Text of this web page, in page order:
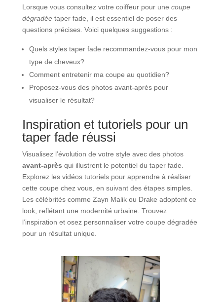
Lorsque vous consultez votre coiffeur pour une coupe
dégradéetaper fade, il est essentiel de poser des
questions précises. Voici quelques suggestions :
Quels styles taper fade recommandez-vous pour mon
type de cheveux?
Comment entretenir ma coupe au quotidien?
Proposez-vous des photos avant-après pour
visualiser le résultat?
Inspiration et tutoriels pour un
taper fade réussi
Visualisez l’évolution de votre style avec des photos
avant-après qui illustrent le potentiel du taper fade.
Explorez les vidéos tutoriels pour apprendre à réaliser
cette coupe chez vous, en suivant des étapes simples.
Les célébrités comme Zayn Malik ou Drake adoptent ce
look, reflétant une modernité urbaine. Trouvez
l’inspiration et osez personnaliser votre coupe dégradée
pour un résultat unique.